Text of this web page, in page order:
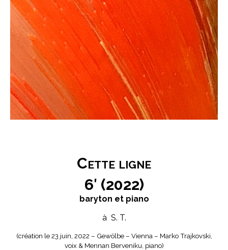
Cette ligne
6′ (2022)
baryton et piano
à S. T.
(création le 23 juin, 2022 – Gewölbe – Vienna – Marko Trajkovski,
voix & Mennan Berveniku, piano)